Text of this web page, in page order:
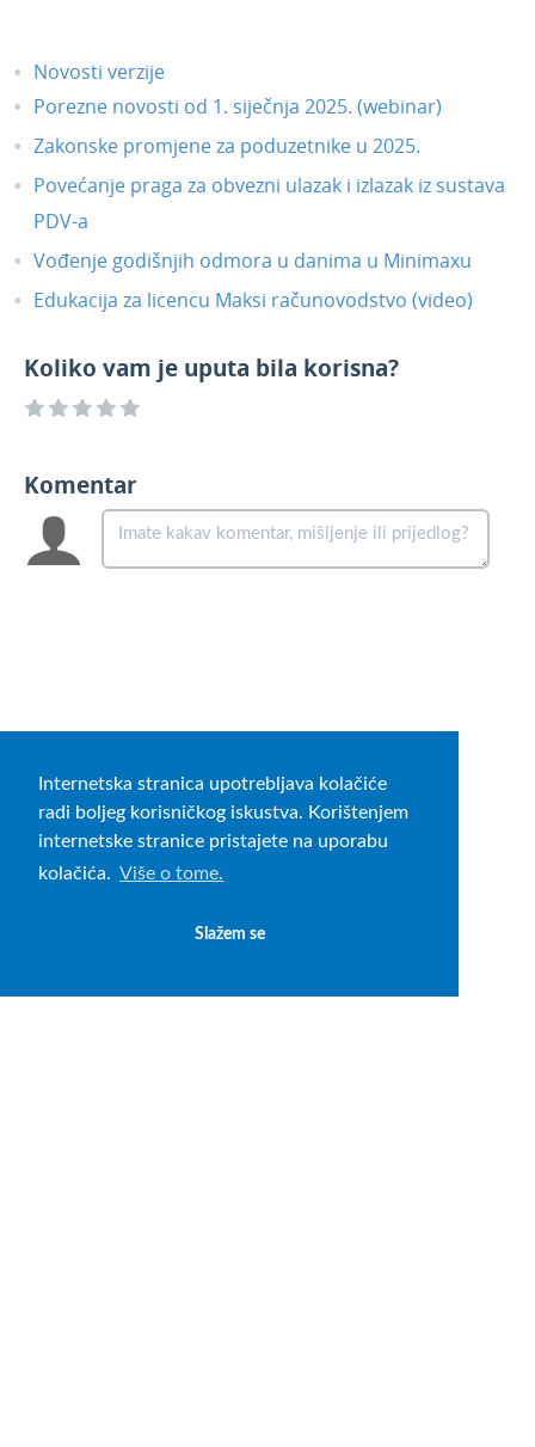
Internetska stranica upotrebljava kolačiće
radi boljeg korisničkog iskustva. Korištenjem
internetske stranice pristajete na uporabu
kolačića. Više o tome.
Slažem se
Novosti verzije
Porezne novosti od 1. siječnja 2025. (webinar)
Zakonske promjene za poduzetnike u 2025.
Povećanje praga za obvezni ulazak i izlazak iz sustava
PDV-a
Vođenje godišnjih odmora u danima u Minimaxu
Edukacija za licencu Maksi računovodstvo (video)
Koliko vam je uputa bila korisna?
Komentar